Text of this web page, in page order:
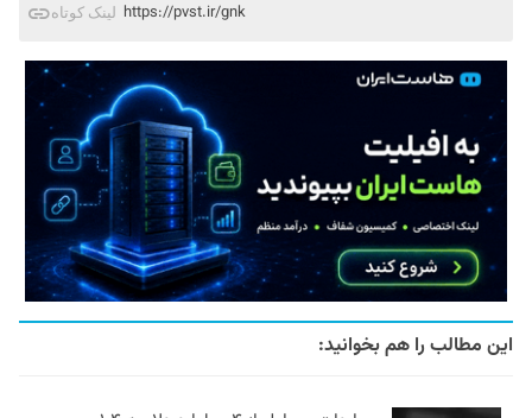
لینک کوتاه https://pvst.ir/gnk
این مطالب را هم بخوانید: